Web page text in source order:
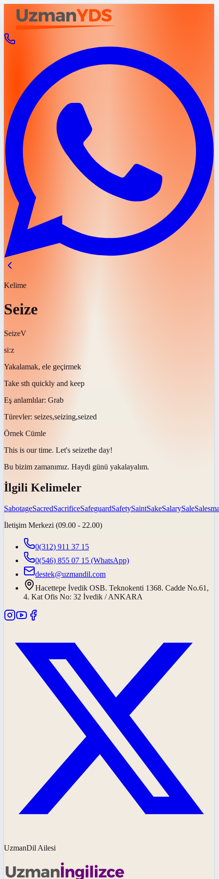
Kelime
Seize
SeizeV
siːz
Yakalamak, ele geçirmek
Take sth quickly and keep
Eş anlamlılar: Grab
Türevler: seizes,seizing,seized
Örnek Cümle
This is our time. Let's seizethe day!
Bu bizim zamanımız. Haydi günü yakalayalım.
İlgili Kelimeler
SabotageSacredSacrificeSafeguardSafetySaintSakeSalarySale
İletişim Merkezi (09.00 - 22.00)
0(312) 911 37 15
0(546) 855 07 15 (WhatsApp)
destek@uzmandil.com
Hacettepe İvedik OSB. Teknokenti 1368. Cadde No.61,
4. Kat Ofis No: 32 İvedik / ANKARA
UzmanDil Ailesi